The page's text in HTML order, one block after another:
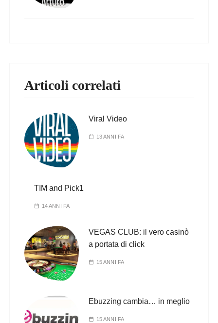
Articoli correlati
Viral Video
13 ANNI FA
TIM and Pick1
14 ANNI FA
VEGAS CLUB: il vero casinò
a portata di click
15 ANNI FA
Ebuzzing cambia… in meglio
15 ANNI FA